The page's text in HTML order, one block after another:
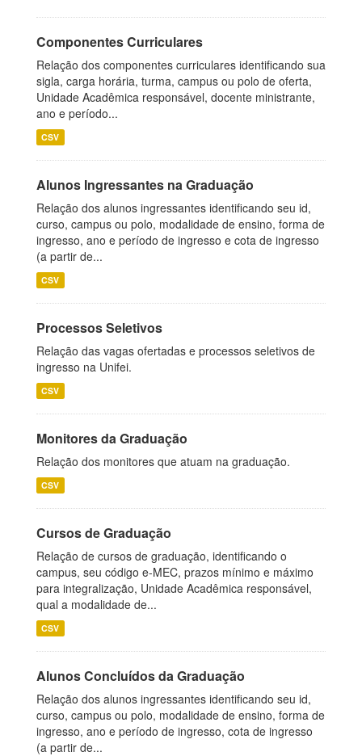
Componentes Curriculares
Relação dos componentes curriculares identificando sua
sigla, carga horária, turma, campus ou polo de oferta,
Unidade Acadêmica responsável, docente ministrante,
ano e período...
CSV
Alunos Ingressantes na Graduação
Relação dos alunos ingressantes identificando seu id,
curso, campus ou polo, modalidade de ensino, forma de
ingresso, ano e período de ingresso e cota de ingresso
(a partir de...
CSV
Processos Seletivos
Relação das vagas ofertadas e processos seletivos de
ingresso na Unifei.
CSV
Monitores da Graduação
Relação dos monitores que atuam na graduação.
CSV
Cursos de Graduação
Relação de cursos de graduação, identificando o
campus, seu código e-MEC, prazos mínimo e máximo
para integralização, Unidade Acadêmica responsável,
qual a modalidade de...
CSV
Alunos Concluídos da Graduação
Relação dos alunos ingressantes identificando seu id,
curso, campus ou polo, modalidade de ensino, forma de
ingresso, ano e período de ingresso, cota de ingresso
(a partir de...